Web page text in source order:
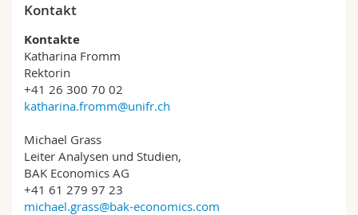
Kontakt
Kontakte
Katharina Fromm
Rektorin
+41 26 300 70 02
katharina.fromm@unifr.ch
Michael Grass
Leiter Analysen und Studien,
BAK Economics AG
+41 61 279 97 23
michael.grass@bak-economics.com